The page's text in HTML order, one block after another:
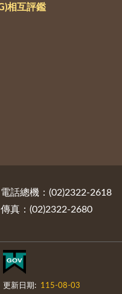
相互評鑑
電話總機：(02)2322-2618
傳真：(02)2322-2680
更新日期: 115-08-03